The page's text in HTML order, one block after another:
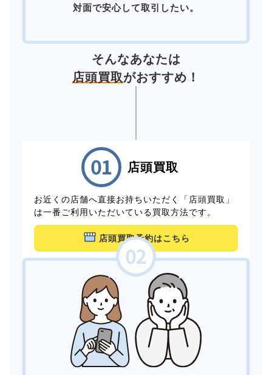
対面で安心して取引したい。
そんなあなたは
店頭買取がおすすめ！
店頭買取
お近くの店舗へ直接お持ちいただく「店頭買取」
は一番ご利用いただいている買取方法です。
店頭買取予約はこちら